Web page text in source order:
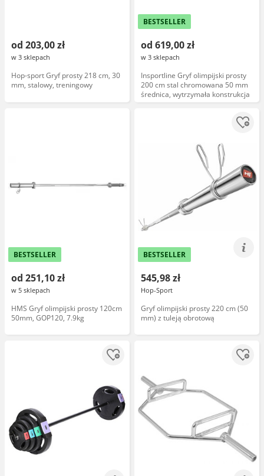
od 203,00 zł
w 3 sklepach
Hop-sport Gryf prosty 218 cm, 30
mm, stalowy, treningowy
BESTSELLER
od 619,00 zł
w 3 sklepach
Insportline Gryf olimpijski prosty
200 cm stal chromowana 50 mm
średnica, wytrzymała konstrukcja
BESTSELLER
od 251,10 zł
w 5 sklepach
HMS Gryf olimpijski prosty 120cm
50mm, GOP120, 7.9kg
BESTSELLER
545,98 zł
Hop-Sport
Gryf olimpijski prosty 220 cm (50
mm) z tuleją obrotową